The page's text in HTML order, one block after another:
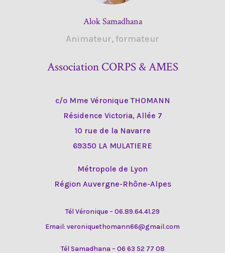
Alok Samadhana
Animateur, formateur
Association CORPS & AMES
c/o Mme Véronique THOMANN
Résidence Victoria, Allée 7
10 rue de la Navarre
69350 LA MULATIERE
Métropole de Lyon
Région Auvergne-Rhône-Alpes
Tél Véronique – 06.89.64.41.29
Email: veroniquethomann66@gmail.com
Tél Samadhana – 06 63 52 77 08